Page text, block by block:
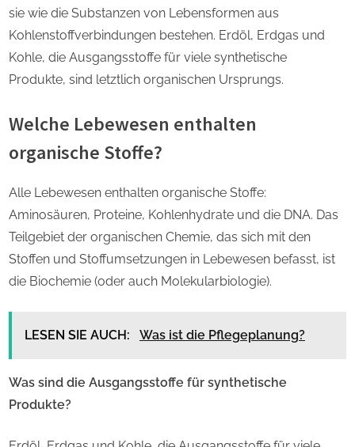
sie wie die Substanzen von Lebensformen aus
Kohlenstoffverbindungen bestehen. Erdöl, Erdgas und
Kohle, die Ausgangsstoffe für viele synthetische
Produkte, sind letztlich organischen Ursprungs.
Welche Lebewesen enthalten
organische Stoffe?
Alle Lebewesen enthalten organische Stoffe:
Aminosäuren, Proteine, Kohlenhydrate und die DNA. Das
Teilgebiet der organischen Chemie, das sich mit den
Stoffen und Stoffumsetzungen in Lebewesen befasst, ist
die Biochemie (oder auch Molekularbiologie).
LESEN SIE AUCH: Was ist die Pflegeplanung?
Was sind die Ausgangsstoffe für synthetische
Produkte?